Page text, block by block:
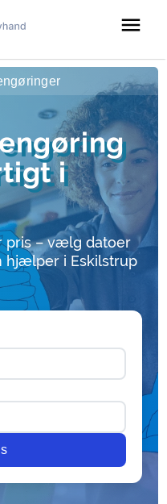
menu
i
pris – vælg datoer
hjælper i Eskilstrup